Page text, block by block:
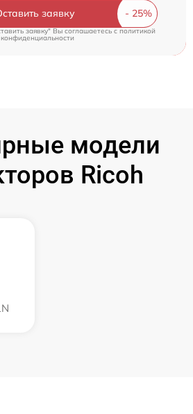
заявку
заявку" Вы соглашаетесь c политикой
конфиденциальности
модели
Ricoh